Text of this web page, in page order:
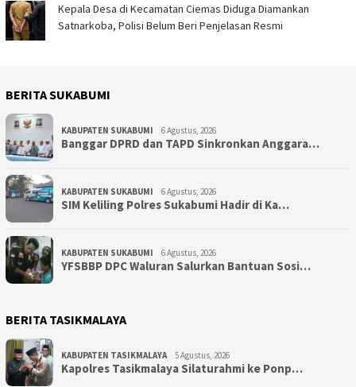
Kepala Desa di Kecamatan Ciemas Diduga Diamankan
Satnarkoba, Polisi Belum Beri Penjelasan Resmi
BERITA SUKABUMI
KABUPATEN SUKABUMI 6 Agustus, 2026
Banggar DPRD dan TAPD Sinkronkan Anggara…
KABUPATEN SUKABUMI 6 Agustus, 2026
SIM Keliling Polres Sukabumi Hadir di Ka…
KABUPATEN SUKABUMI 6 Agustus, 2026
YFSBBP DPC Waluran Salurkan Bantuan Sosi…
BERITA TASIKMALAYA
KABUPATEN TASIKMALAYA 5 Agustus, 2026
Kapolres Tasikmalaya Silaturahmi ke Ponp…